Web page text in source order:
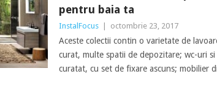
pentru baia ta
InstalFocus octombrie 23, 2017
Aceste colectii contin o varietate de
curat, multe spatii de depozitare; wc-uri
curatat, cu set de fixare ascuns; mobilier